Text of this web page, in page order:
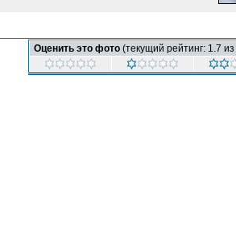
Оценить это фото (текущий рейтинг: 1.7